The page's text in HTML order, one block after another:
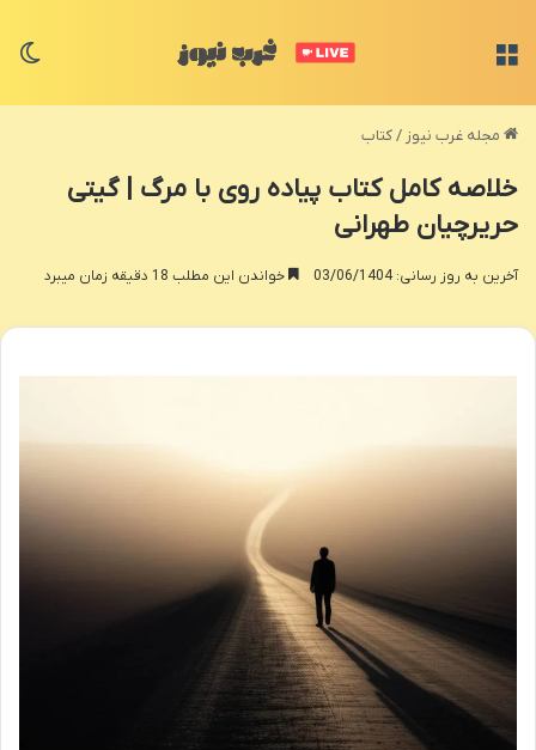
مجله غرب نیوز /کتاب
خلاصه کامل کتاب پیاده روی با مرگ | گیتی
حریرچیان طهرانی
آخرین به روز رسانی: 03/06/1404 خواندن این مطلب 18 دقیقه زمان میبرد